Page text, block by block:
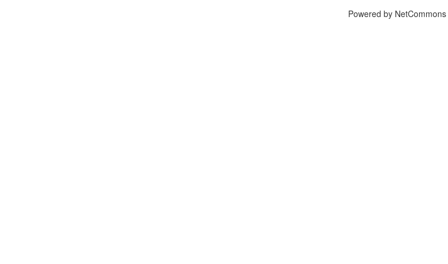
Powered by NetCommons